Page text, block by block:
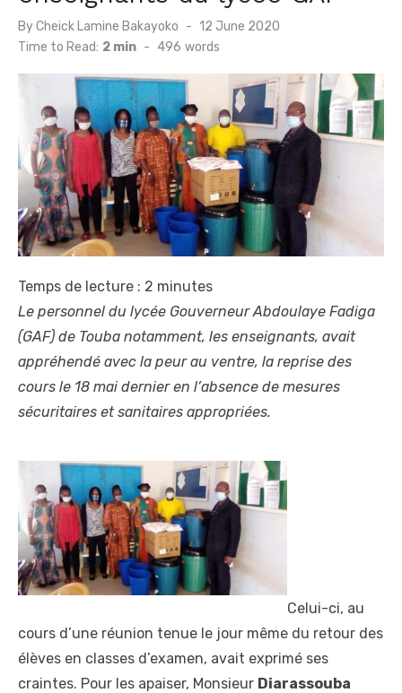
ByCheick Lamine Bakayoko
Posted
on
12 June 2020
Time to Read: 2 min - 496 words
Temps de lecture : 2 minutes
Le personnel du lycée Gouverneur Abdoulaye Fadiga
(GAF) de Touba notamment, les enseignants, avait
appréhendé avec la peur au ventre, la reprise des
cours le 18 mai dernier en l’absence de mesures
sécuritaires et sanitaires appropriées.
Celui-ci, au
cours d’une réunion tenue le jour même du retour des
élèves en classes d’examen, avait exprimé ses
craintes. Pour les apaiser, Monsieur Diarassouba